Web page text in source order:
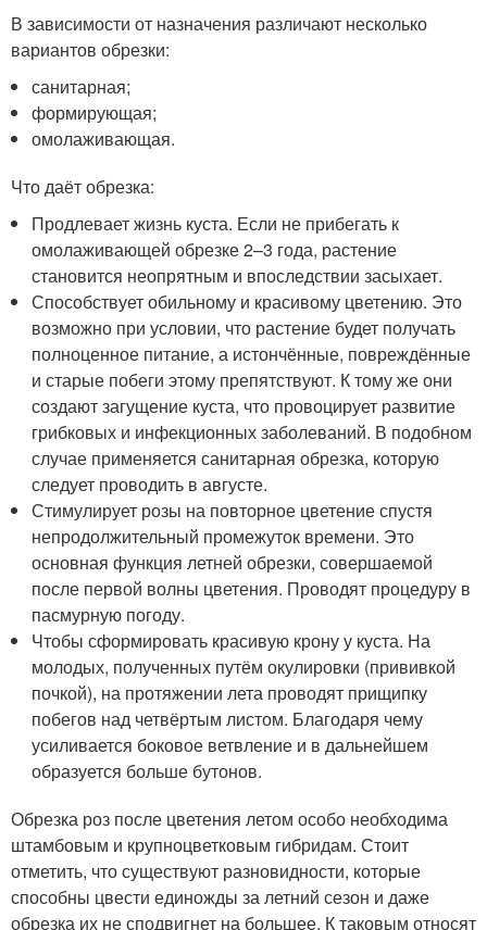
В зависимости от назначения различают несколько
вариантов обрезки:
санитарная;
формирующая;
омолаживающая.
Что даёт обрезка:
Продлевает жизнь куста. Если не прибегать к
омолаживающей обрезке 2–3 года, растение
становится неопрятным и впоследствии засыхает.
Способствует обильному и красивому цветению. Это
возможно при условии, что растение будет получать
полноценное питание, а истончённые, повреждённые
и старые побеги этому препятствуют. К тому же они
создают загущение куста, что провоцирует развитие
грибковых и инфекционных заболеваний. В подобном
случае применяется санитарная обрезка, которую
следует проводить в августе.
Стимулирует розы на повторное цветение спустя
непродолжительный промежуток времени. Это
основная функция летней обрезки, совершаемой
после первой волны цветения. Проводят процедуру в
пасмурную погоду.
Чтобы сформировать красивую крону у куста. На
молодых, полученных путём окулировки (прививкой
почкой), на протяжении лета проводят прищипку
побегов над четвёртым листом. Благодаря чему
усиливается боковое ветвление и в дальнейшем
образуется больше бутонов.
Обрезка роз после цветения летом особо необходима
штамбовым и крупноцветковым гибридам. Стоит
отметить, что существуют разновидности, которые
способны цвести единожды за летний сезон и даже
обрезка их не сподвигнет на большее. К таковым относят